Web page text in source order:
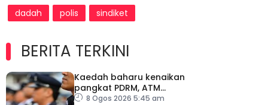
dadah polis sindiket
BERITA TERKINI
Kaedah baharu kenaikan
pangkat PDRM, ATM
tingkat profesionalisme,
8 Ogos 2026 5:45 am